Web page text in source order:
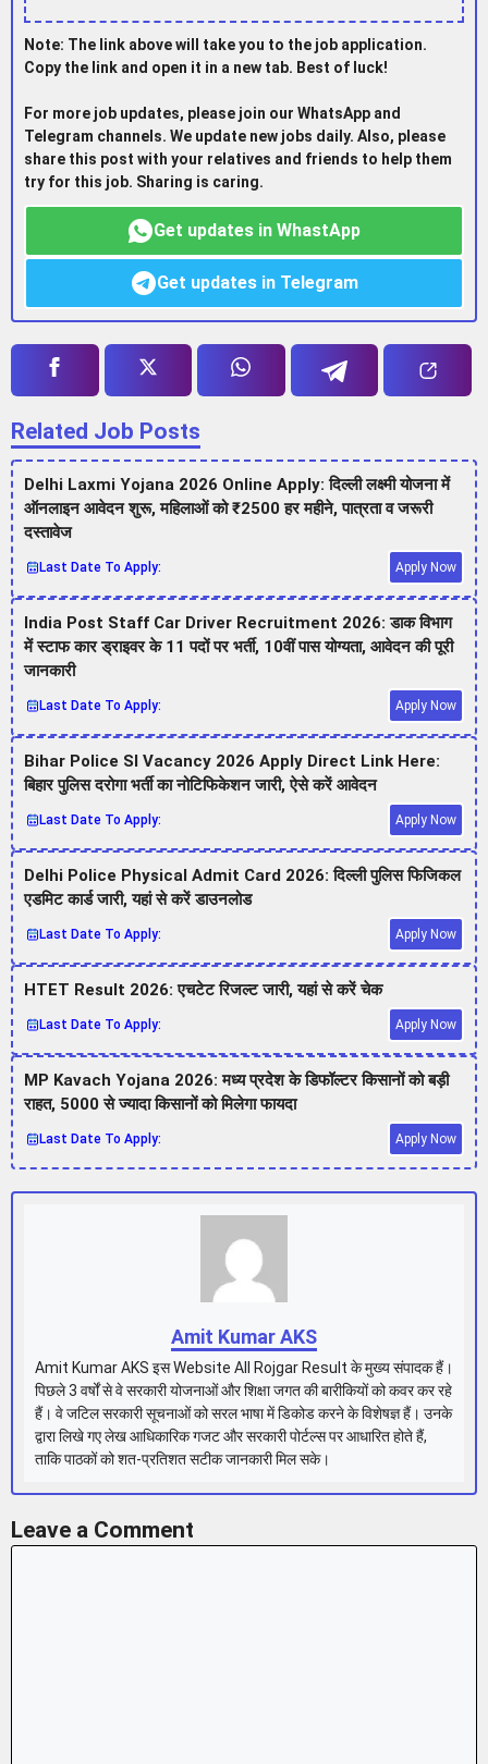
Note: The link above will take you to the job application.
Copy the link and open it in a new tab. Best of luck!
For more job updates, please join our WhatsApp and
Telegram channels. We update new jobs daily. Also, please
share this post with your relatives and friends to help them
try for this job. Sharing is caring.
Get updates in WhastApp
Get updates in Telegram
Related Job Posts
Delhi Laxmi Yojana 2026 Online Apply: दिल्ली लक्ष्मी योजना में
ऑनलाइन आवेदन शुरू, महिलाओं को ₹2500 हर महीने, पात्रता व जरूरी
दस्तावेज
Last Date To Apply: Apply Now
India Post Staff Car Driver Recruitment 2026: डाक विभाग
में स्टाफ कार ड्राइवर के 11 पदों पर भर्ती, 10वीं पास योग्यता, आवेदन की पूरी
जानकारी
Last Date To Apply: Apply Now
Bihar Police SI Vacancy 2026 Apply Direct Link Here:
बिहार पुलिस दरोगा भर्ती का नोटिफिकेशन जारी, ऐसे करें आवेदन
Last Date To Apply: Apply Now
Delhi Police Physical Admit Card 2026: दिल्ली पुलिस फिजिकल
एडमिट कार्ड जारी, यहां से करें डाउनलोड
Last Date To Apply: Apply Now
HTET Result 2026: एचटेट रिजल्ट जारी, यहां से करें चेक
Last Date To Apply: Apply Now
MP Kavach Yojana 2026: मध्य प्रदेश के डिफॉल्टर किसानों को बड़ी
राहत, 5000 से ज्यादा किसानों को मिलेगा फायदा
Last Date To Apply: Apply Now
Amit Kumar AKS
Amit Kumar AKS इस Website All Rojgar Result के मुख्य संपादक हैं।
पिछले 3 वर्षों से वे सरकारी योजनाओं और शिक्षा जगत की बारीकियों को कवर कर रहे
हैं। वे जटिल सरकारी सूचनाओं को सरल भाषा में डिकोड करने के विशेषज्ञ हैं। उनके
द्वारा लिखे गए लेख आधिकारिक गजट और सरकारी पोर्टल्स पर आधारित होते हैं,
ताकि पाठकों को शत-प्रतिशत सटीक जानकारी मिल सके।
Leave a Comment